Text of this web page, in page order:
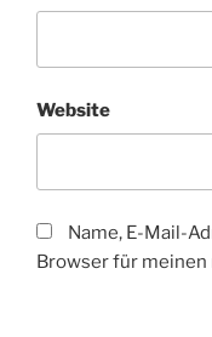
Website
Name, E-Mail-
Browser für